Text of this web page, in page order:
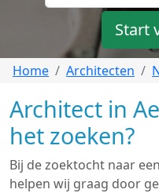
Start
Home Architecten
Architect in
het zoeken?
Bij de zoektocht naar
helpen wij graag door